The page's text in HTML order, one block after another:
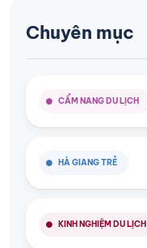
Chuyên mục
CẨM NANG DU LỊCH
HÀ GIANG TRẺ
KINH NGHIỆM DU LỊCH